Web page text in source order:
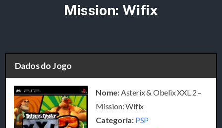
Mission: Wifix
Dados do Jogo
Nome: Asterix & Obelix XXL 2 –
Mission: Wifix
Categoria: PSP